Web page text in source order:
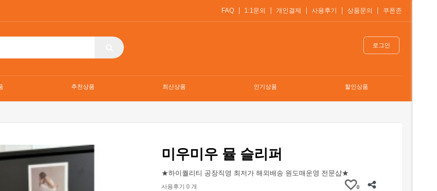
FAQ 1:1문의 개인결제 사용후기 상품문의 쿠폰존
로그인
추천상품 최신상품 인기상품 할인상품
미우미우 뮬 슬리퍼
★하이퀄리티 공장직영 최저가 해외배송 원도매운영 전문샵★
사용후기 0 개 0